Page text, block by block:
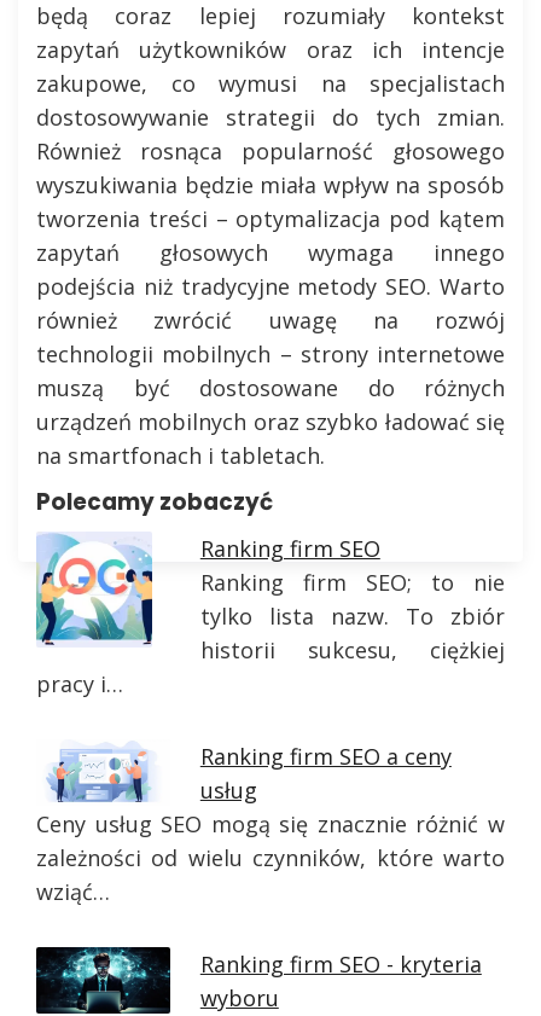
będą coraz lepiej rozumiały kontekst
zapytań użytkowników oraz ich intencje
zakupowe, co wymusi na specjalistach
dostosowywanie strategii do tych zmian.
Również rosnąca popularność głosowego
wyszukiwania będzie miała wpływ na sposób
tworzenia treści – optymalizacja pod kątem
zapytań głosowych wymaga innego
podejścia niż tradycyjne metody SEO. Warto
również zwrócić uwagę na rozwój
technologii mobilnych – strony internetowe
muszą być dostosowane do różnych
urządzeń mobilnych oraz szybko ładować się
na smartfonach i tabletach.
Polecamy zobaczyć
Ranking firm SEO
Ranking firm SEO; to nie
tylko lista nazw. To zbiór
historii sukcesu, ciężkiej
pracy i…
Ranking firm SEO a ceny
usług
Ceny usług SEO mogą się znacznie różnić w
zależności od wielu czynników, które warto
wziąć…
Ranking firm SEO - kryteria
wyboru